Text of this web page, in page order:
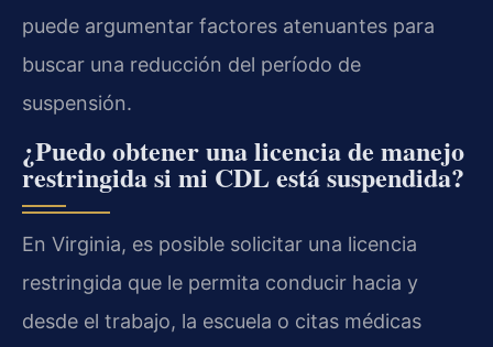
puede argumentar factores atenuantes para
buscar una reducción del período de
suspensión.
¿Puedo obtener una licencia de manejo
restringida si mi CDL está suspendida?
En Virginia, es posible solicitar una licencia
restringida que le permita conducir hacia y
desde el trabajo, la escuela o citas médicas